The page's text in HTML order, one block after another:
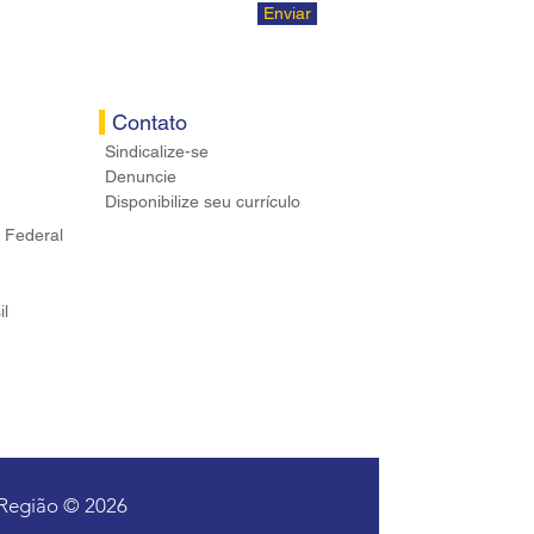
Enviar
Federal
Contato
Sindicalize-se
Denuncie
Disponibilize seu currículo
© 2026